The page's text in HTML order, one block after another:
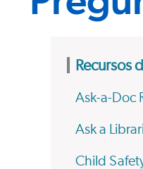
Recursos
Ask-a-Doc
Ask a
Child